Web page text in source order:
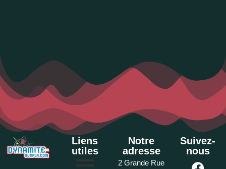
Liens
utiles
Notre
adresse
2 Grande Rue
Suivez-
nous